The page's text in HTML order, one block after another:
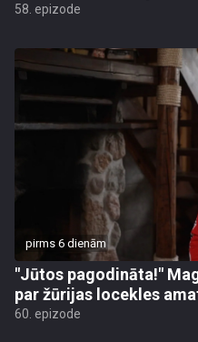
58. epizode
pirms 6 dienām
"Jūtos pagodināta!"
par žūrijas locekles
60. epizode